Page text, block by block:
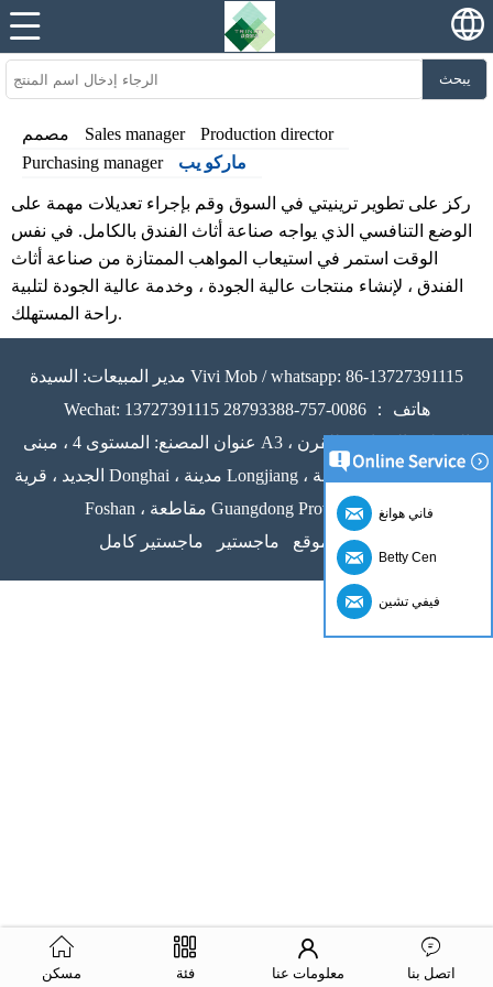
يبحث
مصمم Sales manager
Production director
Purchasing manager
ماركو يب
ركز على تطوير ترينيتي في السوق وقم بإجراء تعديلات مهمة على
الوضع التنافسي الذي يواجه صناعة أثاث الفندق بالكامل. في نفس
الوقت استمر في استيعاب المواهب الممتازة من صناعة أثاث
الفندق ، لإنشاء منتجات عالية الجودة ، وخدمة عالية الجودة لتلبية
راحة المستهلك.
مدير المبيعات: السيدة Vivi Mob / whatsapp: 86-13727391115
Wechat: 13727391115 هاتف ： 0086-757-28793388
عنوان المصنع: المستوى 4 ، مبنى A3 ، المنطقة الصناعية للقرن
الجديد ، قرية Donghai ، مدينة Longjiang ، مقاطعة Shunde ، مدينة
Foshan ، مقاطعة Guangdong Provice ، الصين
خريطة الموقع
ماجستير ماجستير كامل
مسكن فئة معلومات عنا اتصل بنا
فاني هوانغ
Betty Cen
فيفي تشين